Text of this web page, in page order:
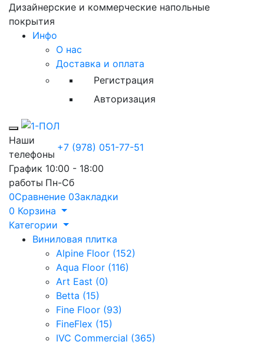
Дизайнерские и коммерческие напольные
покрытия
Инфо
О нас
Доставка и оплата
Регистрация
Авторизация
Toggle mobile menu
Наши
телефоны
+7 (978) 051-77-51
График
работы
10:00 - 18:00
Пн-Сб
0Сравнение 0Закладки
0 Корзина
Категории
Виниловая плитка
Alpine Floor (152)
Aqua Floor (116)
Art East (0)
Betta (15)
Fine Floor (93)
FineFlex (15)
IVC Commercial (365)